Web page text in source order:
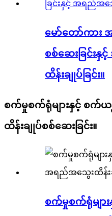
မော်တော်ကား
စစ်ဆေးခြင်း
ထိန်းချုပ်ခြင်း။
စက်မှုစက်ရုံများနှင့် စက်ယ
ထိန်းချုပ်စစ်ဆေးခြင်း။
စက်မှုစက်ရုံများ